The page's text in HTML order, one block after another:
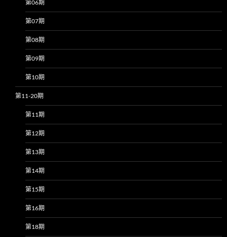
第06期
第07期
第08期
第09期
第10期
第11-20期
第11期
第12期
第13期
第14期
第15期
第16期
第18期